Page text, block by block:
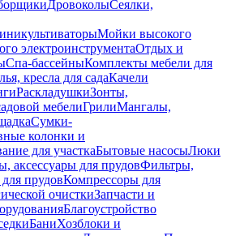
ДровоколыСеялки,
Мойки высокого
электроинструментаОтдых и
Спа-бассейныКомплекты мебели для
кресла для садаКачели
РаскладушкиЗонты,
мебелиГрилиМангалы,
Сумки-
колонки и
для участкаБытовые насосыЛюки
аксессуары для прудовФильтры,
прудовКомпрессоры для
очисткиЗапчасти и
Благоустройство
БаниХозблоки и